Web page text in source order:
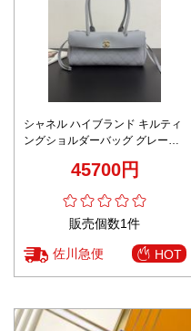
シャネル ハイブランド キルティ
ングショルダーバッグ グレーレ
45700円
販売個数1件
佐川急便 HOT